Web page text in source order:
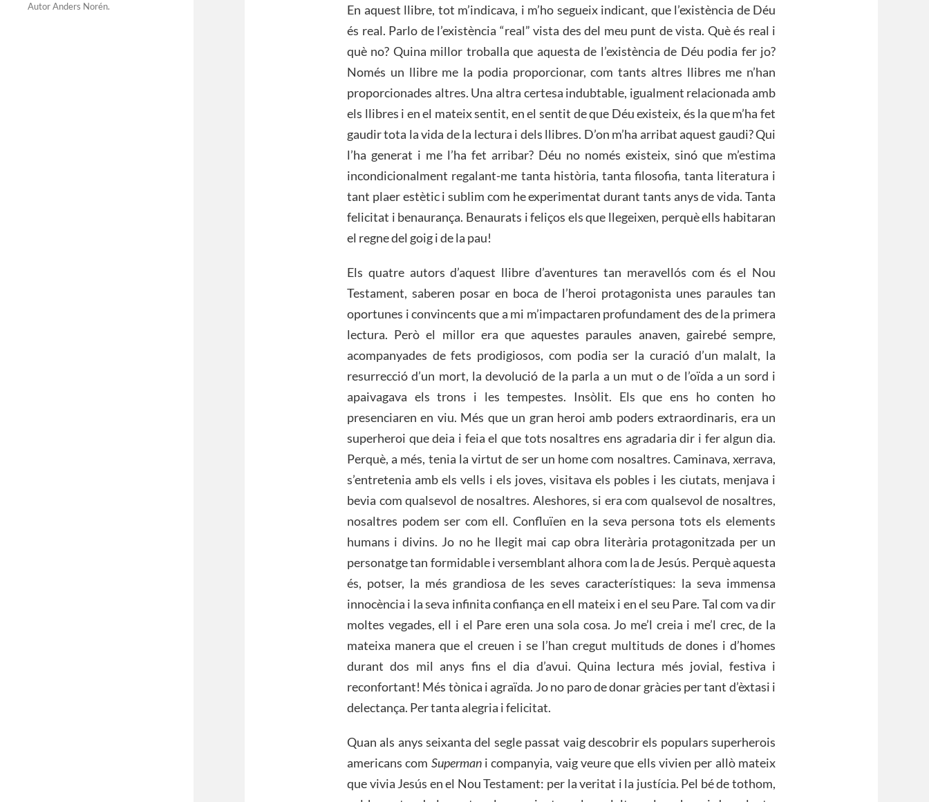
AutorAnders Norén.
En aquest llibre, tot m’indicava, i m’ho segueix indicant, que l’existència de Déu
és real. Parlo de l’existència “real” vista des del meu punt de vista. Què és real i
què no? Quina millor troballa que aquesta de l’existència de Déu podia fer jo?
Només un llibre me la podia proporcionar, com tants altres llibres me n’han
proporcionades altres. Una altra certesa indubtable, igualment relacionada amb
els llibres i en el mateix sentit, en el sentit de que Déu existeix, és la que m’ha fet
gaudir tota la vida de la lectura i dels llibres. D’on m’ha arribat aquest gaudi? Qui
l’ha generat i me l’ha fet arribar? Déu no només existeix, sinó que m’estima
incondicionalment regalant-me tanta història, tanta filosofia, tanta literatura i
tant plaer estètic i sublim com he experimentat durant tants anys de vida. Tanta
felicitat i benaurança. Benaurats i feliços els que llegeixen, perquè ells habitaran
el regne del goig i de la pau!
Els quatre autors d’aquest llibre d’aventures tan meravellós com és el Nou
Testament, saberen posar en boca de l’heroi protagonista unes paraules tan
oportunes i convincents que a mi m’impactaren profundament des de la primera
lectura. Però el millor era que aquestes paraules anaven, gairebé sempre,
acompanyades de fets prodigiosos, com podia ser la curació d’un malalt, la
resurrecció d’un mort, la devolució de la parla a un mut o de l’oïda a un sord i
apaivagava els trons i les tempestes. Insòlit. Els que ens ho conten ho
presenciaren en viu. Més que un gran heroi amb poders extraordinaris, era un
superheroi que deia i feia el que tots nosaltres ens agradaria dir i fer algun dia.
Perquè, a més, tenia la virtut de ser un home com nosaltres. Caminava, xerrava,
s’entretenia amb els vells i els joves, visitava els pobles i les ciutats, menjava i
bevia com qualsevol de nosaltres. Aleshores, si era com qualsevol de nosaltres,
nosaltres podem ser com ell. Confluïen en la seva persona tots els elements
humans i divins. Jo no he llegit mai cap obra literària protagonitzada per un
personatge tan formidable i versemblant alhora com la de Jesús. Perquè aquesta
és, potser, la més grandiosa de les seves característiques: la seva immensa
innocència i la seva infinita confiança en ell mateix i en el seu Pare. Tal com va dir
moltes vegades, ell i el Pare eren una sola cosa. Jo me’l creia i me’l crec, de la
mateixa manera que el creuen i se l’han cregut multituds de dones i d’homes
durant dos mil anys fins el dia d’avui. Quina lectura més jovial, festiva i
reconfortant! Més tònica i agraïda. Jo no paro de donar gràcies per tant d’èxtasi i
delectança. Per tanta alegria i felicitat.
Quan als anys seixanta del segle passat vaig descobrir els populars superherois
americans com Supermani companyia, vaig veure que ells vivien per allò mateix
que vivia Jesús en el Nou Testament: per la veritat i la justícia. Pel bé de tothom,